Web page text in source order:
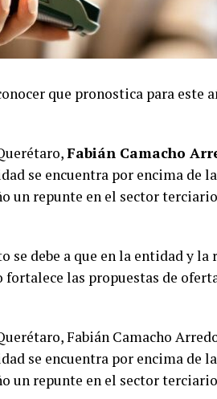
que pronostica para este
Fabián Camacho
se encuentra por encima de
un repunte en el sector
se debe a que en la entidad y la
fortalece las propuestas de
Fabián Camacho
se encuentra por encima de
un repunte en el sector